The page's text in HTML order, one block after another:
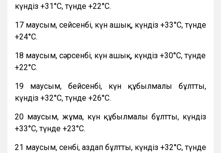
күндіз +31°C, түнде +22°C.
17 маусым, сейсенбі, күн ашық, күндіз +33°C, түнде
+24°C.
18 маусым, сәрсенбі, күн ашық, күндіз +30°C, түнде
+22°C.
19 маусым, бейсенбі, күн құбылмалы бұлтты,
күндіз +32°C, түнде +26°C.
20 маусым, жұма, күн құбылмалы бұлтты, күндіз
+33°C, түнде +23°C.
21 маусым, сенбі, аздап бұлтты, күндіз +32°C, түнде